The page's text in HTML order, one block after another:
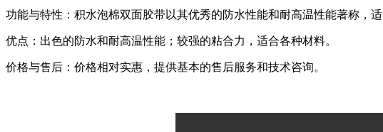
功能与特性：积水泡棉双面胶带以其优秀的防水性能和耐高温性能著称，适
优点：出色的防水和耐高温性能；较强的粘合力，适合各种材料。
价格与售后：价格相对实惠，提供基本的售后服务和技术咨询。